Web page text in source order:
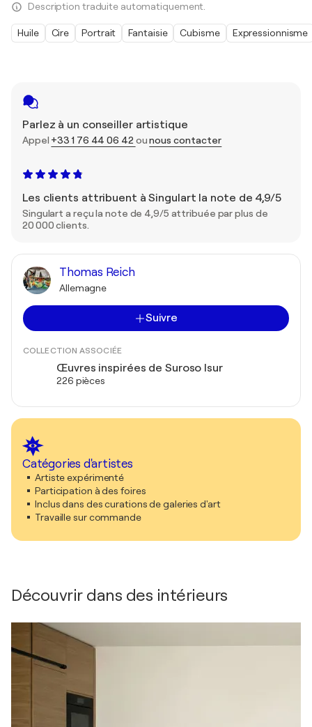
Parlez à un conseiller artistique
Appel +33 1 76 44 06 42 ounous contacter
Les clients attribuent à Singulart la note de 4,9/5
Singulart a reçu la note de 4,9/5 attribuée par plus de
20 000 clients.
Thomas Reich
Allemagne
Suivre
COLLECTION ASSOCIÉE
Œuvres inspirées de Suroso Isur
226 pièces
Catégories d'artistes
Artiste expérimenté
Participation à des foires
Inclus dans des curations de galeries d'art
Travaille sur commande
Découvrir dans des intérieurs
Description traduite automatiquement.
Huile Cire Portrait Fantaisie Cubisme Expressionnisme